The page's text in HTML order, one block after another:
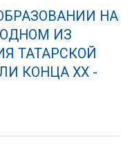
НА
ИЗ
ТАТАРСКОЙ
КОНЦА ХХ -